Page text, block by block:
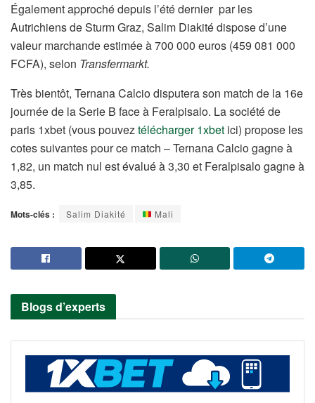
Également approché depuis l’été dernier par les
Autrichiens de Sturm Graz, Salim Diakité dispose d’une
valeur marchande estimée à 700 000 euros (459 081 000
FCFA), selon Transfermarkt.
Très bientôt, Ternana Calcio disputera son match de la 16e
journée de la Serie B face à Feralpisalo. La société de
paris 1xbet (vous pouveztélécharger 1xbet ici) propose les
cotes suivantes pour ce match – Ternana Calcio gagne à
1,82, un match nul est évalué à 3,30 et Feralpisalo gagne à
3,85.
Mots-clés : Salim Diakité Mali
Blogs d’experts